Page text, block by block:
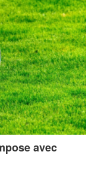
avec